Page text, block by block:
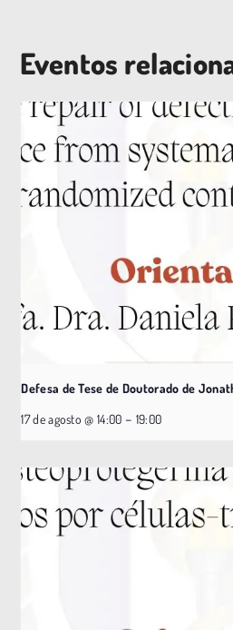
Eventos
Defesa de Tese de Doutorado de
17 de agosto @ 14:00 – 19:00